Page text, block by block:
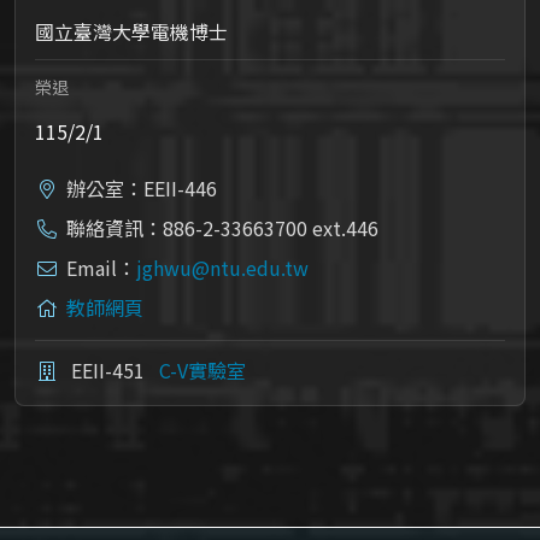
國立臺灣大學電機博士
榮退
115/2/1
辦公室：EEII-446
聯絡資訊：886-2-33663700 ext.446
Email： jghwu@ntu.edu.tw
教師網頁
EEII-451 C-V實驗室